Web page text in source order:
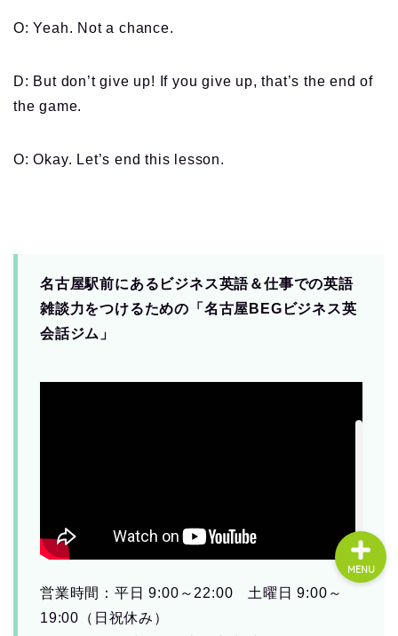
O: Yeah. Not a chance.
D: But don’t give up! If you give up, that’s the end of
the game.
O: Okay. Let’s end this lesson.
名古屋駅前にあるビジネス英語＆仕事での英語
雑談力をつけるための「名古屋BEGビジネス英
会話ジム」
営業時間：平日 9:00～22:00 土曜日 9:00～
19:00（日祝休み）
MENU
About us